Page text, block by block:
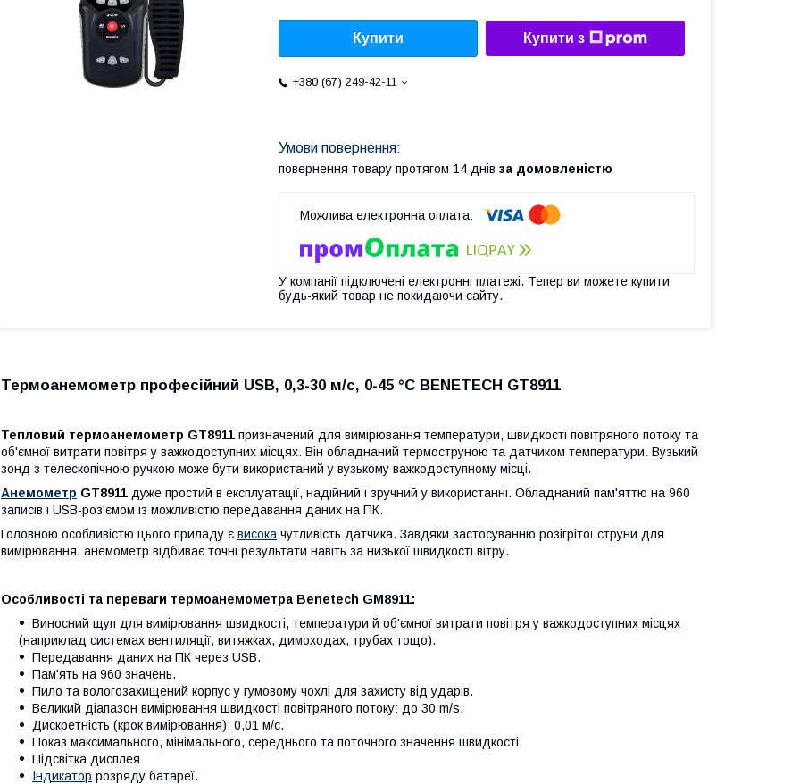
Купити Купити з
+380 (67) 249-42-11
повернення товару протягом 14 днів за домовленістю
У компанії підключені електронні платежі. Тепер ви можете купити
будь-який товар не покидаючи сайту.
Термоанемометр професійний USB, 0,3-30 м/с, 0-45 °C BENETECH GT8911
Тепловий термоанемометр GT8911 призначений для вимірювання температури, швидкості повітряного потоку та
об'ємної витрати повітря у важкодоступних місцях. Він обладнаний термоструною та датчиком температури. Вузький
зонд з телескопічною ручкою може бути використаний у вузькому важкодоступному місці.
Анемометр GT8911 дуже простий в експлуатації, надійний і зручний у використанні. Обладнаний пам'яттю на 960
записів і USB-роз'ємом із можливістю передавання даних на ПК.
Головною особливістю цього приладу є висока чутливість датчика. Завдяки застосуванню розігрітої струни для
вимірювання, анемометр відбиває точні результати навіть за низької швидкості вітру.
Особливості та переваги термоанемометра Benetech GM8911:
Виносний щуп для вимірювання швидкості, температури й об'ємної витрати повітря у важкодоступних місцях
(наприклад системах вентиляції, витяжках, димоходах, трубах тощо).
Передавання даних на ПК через USB.
Пам'ять на 960 значень.
Пило та вологозахищений корпус у гумовому чохлі для захисту від ударів.
Великий діапазон вимірювання швидкості повітряного потоку: до 30 m/s.
Дискретність (крок вимірювання): 0,01 м/с.
Показ максимального, мінімального, середнього та поточного значення швидкості.
Підсвітка дисплея
Індикатор розряду батареї.